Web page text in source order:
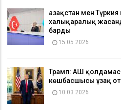
Қазақстан мен
халықаралық
барды
15 05 2026
Трамп: АҚШ
көшбасшысы ұзақ
10 03 2026